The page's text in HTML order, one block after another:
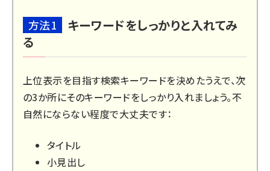
方法1
キーワードをしっかりと入れてみ
る
上位表示を目指す検索キーワードを決めたうえで、次
の3か所にそのキーワードをしっかり入れましょう。不
自然にならない程度で大丈夫です：
タイトル
小見出し